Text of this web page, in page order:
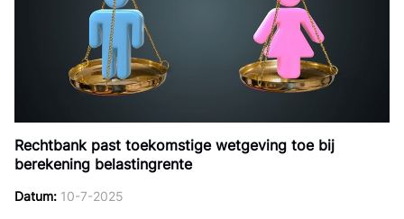
Rechtbank past toekomstige wetgeving toe bij
berekening belastingrente
Datum 10-7-2025